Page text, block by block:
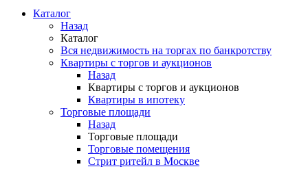
Каталог
Назад
Каталог
Вся недвижимость на торгах по банкротству
Квартиры с торгов и аукционов
Назад
Квартиры с торгов и аукционов
Квартиры в ипотеку
Торговые площади
Назад
Торговые площади
Торговые помещения
Стрит ритейл в Москве